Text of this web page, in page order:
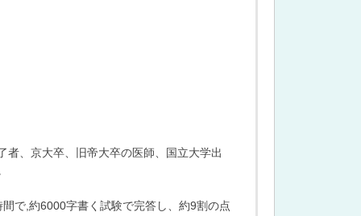
、京大卒、旧帝大卒の医師、国立大学出
で,約6000字書く試験で完答し、約9割の点